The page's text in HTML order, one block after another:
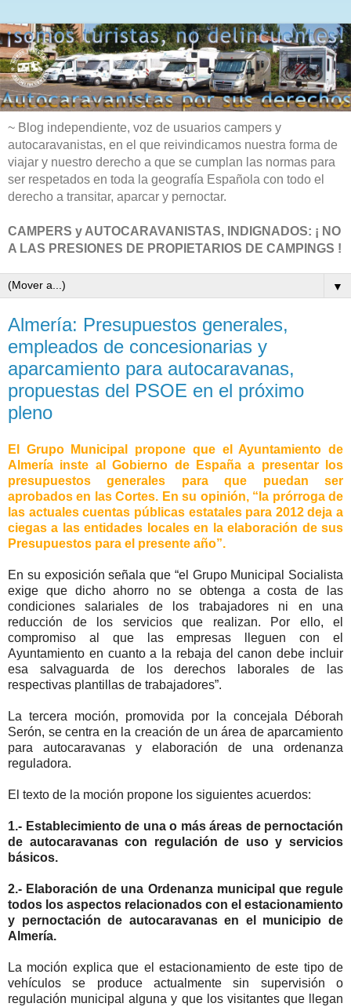
~ Blog independiente, voz de usuarios campers y
autocaravanistas, en el que reivindicamos nuestra forma de
viajar y nuestro derecho a que se cumplan las normas para
ser respetados en toda la geografía Española con todo el
derecho a transitar, aparcar y pernoctar.
CAMPERS y AUTOCARAVANISTAS, INDIGNADOS: ¡ NO
A LAS PRESIONES DE PROPIETARIOS DE CAMPINGS !
▼
Almería: Presupuestos generales,
empleados de concesionarias y
aparcamiento para autocaravanas,
propuestas del PSOE en el próximo
pleno
El Grupo Municipal propone que el Ayuntamiento de
Almería inste al Gobierno de España a presentar los
presupuestos generales para que puedan ser
aprobados en las Cortes. En su opinión, “la prórroga de
las actuales cuentas públicas estatales para 2012 deja a
ciegas a las entidades locales en la elaboración de sus
Presupuestos para el presente año”.
En su exposición señala que “el Grupo Municipal Socialista
exige que dicho ahorro no se obtenga a costa de las
condiciones salariales de los trabajadores ni en una
reducción de los servicios que realizan. Por ello, el
compromiso al que las empresas lleguen con el
Ayuntamiento en cuanto a la rebaja del canon debe incluir
esa salvaguarda de los derechos laborales de las
respectivas plantillas de trabajadores”.
La tercera moción, promovida por la concejala Déborah
Serón, se centra en la creación de un área de aparcamiento
para autocaravanas y elaboración de una ordenanza
reguladora.
El texto de la moción propone los siguientes acuerdos:
1.- Establecimiento de una o más áreas de pernoctación
de autocaravanas con regulación de uso y servicios
básicos.
2.- Elaboración de una Ordenanza municipal que regule
todos los aspectos relacionados con el estacionamiento
y pernoctación de autocaravanas en el municipio de
Almería.
La moción explica que el estacionamiento de este tipo de
vehículos se produce actualmente sin supervisión o
regulación municipal alguna y que los visitantes que llegan